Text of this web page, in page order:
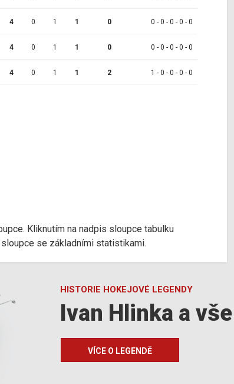
4 0 1 1 0 0 - 0 - 0 - 0 - 0
4 0 1 1 0 0 - 0 - 0 - 0 - 0
4 0 1 1 2 1 - 0 - 0 - 0 - 0
Kliknutím na nadpis sloupce tabulku
se základními statistikami.
HISTORIE HOKEJOVÉ LEGENDY
Ivan Hlinka a
VÍCE O LEGENDĚ